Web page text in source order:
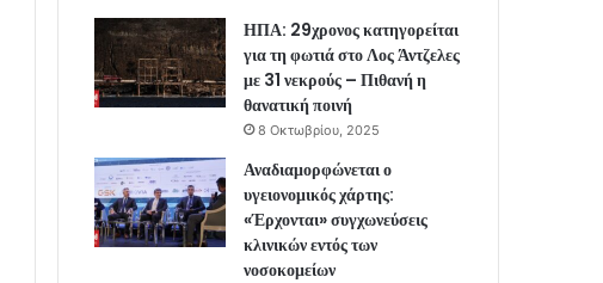
ΗΠΑ: 29χρονος κατηγορείται
για τη φωτιά στο Λος Άντζελες
με 31 νεκρούς – Πιθανή η
θανατική ποινή
8 Οκτωβρίου, 2025
Αναδιαμορφώνεται ο
υγειονομικός χάρτης:
«Έρχονται» συγχωνεύσεις
κλινικών εντός των
νοσοκομείων